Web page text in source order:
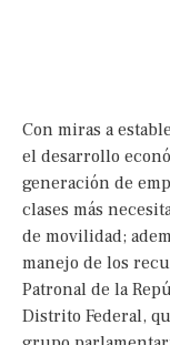
Con miras a
el desarrollo
generación de
clases más
de movilidad;
manejo de los
Patronal de la
Distrito Federal,